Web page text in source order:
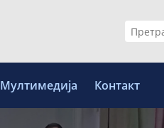
за:
Мултимедија Контакт